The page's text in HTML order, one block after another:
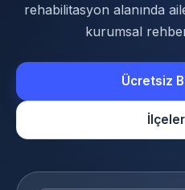
rehabilitasyon alanında
kurumsal
Ücretsiz